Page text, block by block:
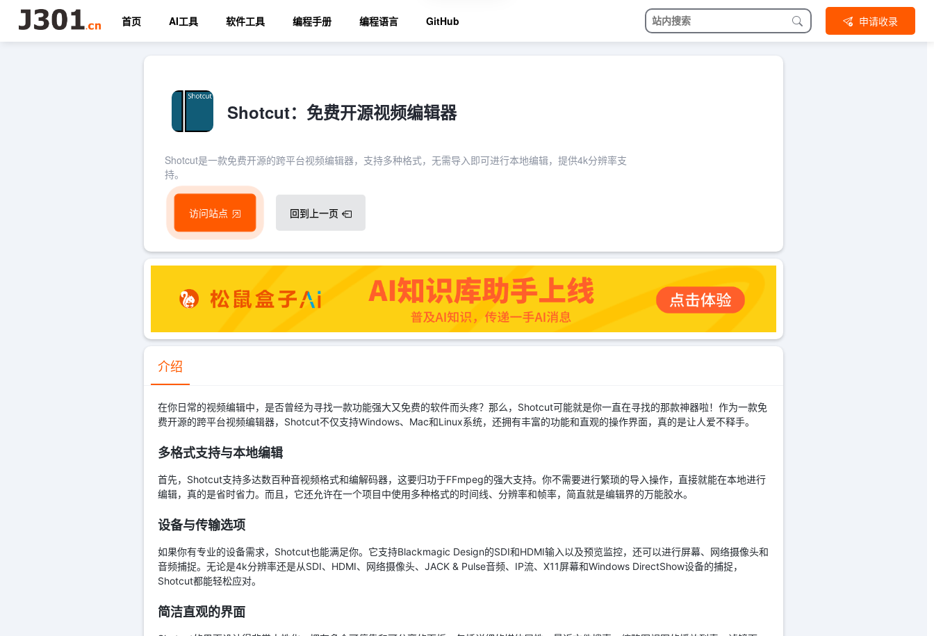
首页 AI工具 软件工具 编程手册 编程语言 GitHub 申请收录
Shotcut：免费开源视频编辑器
Shotcut是一款免费开源的跨平台视频编辑器，支持多种格式，无需导入即可进行本地编辑，提供4k分辨率支
持。
访问站点 回到上一页
介绍
在你日常的视频编辑中，是否曾经为寻找一款功能强大又免费的软件而头疼？那么，Shotcut可能就是你一直在寻找的那款神器啦！作为一款免
费开源的跨平台视频编辑器，Shotcut不仅支持Windows、Mac和Linux系统，还拥有丰富的功能和直观的操作界面，真的是让人爱不释手。
多格式支持与本地编辑
首先，Shotcut支持多达数百种音视频格式和编解码器，这要归功于FFmpeg的强大支持。你不需要进行繁琐的导入操作，直接就能在本地进行
编辑，真的是省时省力。而且，它还允许在一个项目中使用多种格式的时间线、分辨率和帧率，简直就是编辑界的万能胶水。
设备与传输选项
如果你有专业的设备需求，Shotcut也能满足你。它支持Blackmagic Design的SDI和HDMI输入以及预览监控，还可以进行屏幕、网络摄像头和
音频捕捉。无论是4k分辨率还是从SDI、HDMI、网络摄像头、JACK & Pulse音频、IP流、X11屏幕和Windows DirectShow设备的捕捉，
Shotcut都能轻松应对。
简洁直观的界面